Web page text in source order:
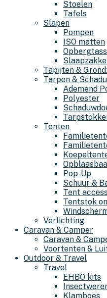
Stoelen
Tafels
Slapen
Pompen
ISO matten
Tapijten &
Tarpen &
Ademend
Polyester
Tenten
Pop-Up
Schuur &
Tent
Tentstok
Verlichting
Caravan & Camper
Caravan &
Voortenten &
Outdoor & Travel
Travel
EHBO kits
Klamboes